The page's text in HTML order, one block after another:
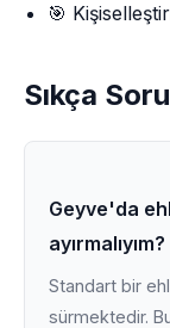
🎯
Sıkça
Geyve'da
ayırmalıyım?
Standart bir
sürmektedir.